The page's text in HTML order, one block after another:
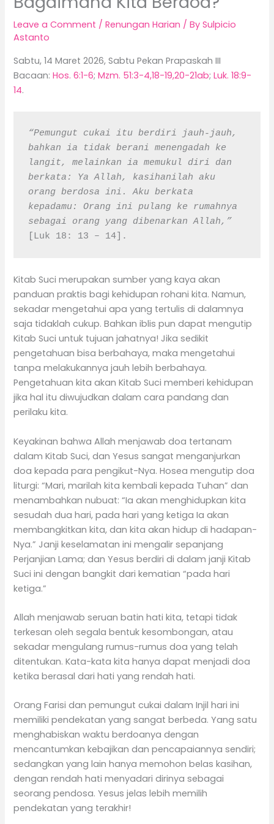
Leave a Comment /Renungan Harian / BySulpicio
Astanto
Sabtu, 14 Maret 2026, Sabtu Pekan Prapaskah III
Bacaan:Hos. 6:1-6;Mzm. 51:3-4,18-19,20-21ab;Luk. 18:9-
14.
“Pemungut cukai itu berdiri jauh-jauh,
bahkan ia tidak berani menengadah ke
langit, melainkan ia memukul diri dan
berkata: Ya Allah, kasihanilah aku
orang berdosa ini. Aku berkata
kepadamu: Orang ini pulang ke rumahnya
sebagai orang yang dibenarkan Allah,”
[Luk 18: 13 – 14].
Kitab Suci merupakan sumber yang kaya akan
panduan praktis bagi kehidupan rohani kita. Namun,
sekadar mengetahui apa yang tertulis di dalamnya
saja tidaklah cukup. Bahkan iblis pun dapat mengutip
Kitab Suci untuk tujuan jahatnya! Jika sedikit
pengetahuan bisa berbahaya, maka mengetahui
tanpa melakukannya jauh lebih berbahaya.
Pengetahuan kita akan Kitab Suci memberi kehidupan
jika hal itu diwujudkan dalam cara pandang dan
perilaku kita.
Keyakinan bahwa Allah menjawab doa tertanam
dalam Kitab Suci, dan Yesus sangat menganjurkan
doa kepada para pengikut-Nya. Hosea mengutip doa
liturgi: “Mari, marilah kita kembali kepada Tuhan” dan
menambahkan nubuat: “Ia akan menghidupkan kita
sesudah dua hari, pada hari yang ketiga Ia akan
membangkitkan kita, dan kita akan hidup di hadapan-
Nya.” Janji keselamatan ini mengalir sepanjang
Perjanjian Lama; dan Yesus berdiri di dalam janji Kitab
Suci ini dengan bangkit dari kematian “pada hari
ketiga.”
Allah menjawab seruan batin hati kita, tetapi tidak
terkesan oleh segala bentuk kesombongan, atau
sekadar mengulang rumus-rumus doa yang telah
ditentukan. Kata-kata kita hanya dapat menjadi doa
ketika berasal dari hati yang rendah hati.
Orang Farisi dan pemungut cukai dalam Injil hari ini
memiliki pendekatan yang sangat berbeda. Yang satu
menghabiskan waktu berdoanya dengan
mencantumkan kebajikan dan pencapaiannya sendiri;
sedangkan yang lain hanya memohon belas kasihan,
dengan rendah hati menyadari dirinya sebagai
seorang pendosa. Yesus jelas lebih memilih
pendekatan yang terakhir!